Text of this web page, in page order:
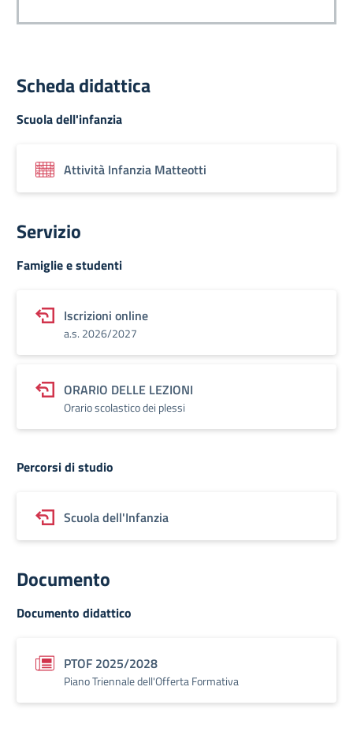
Scheda didattica
Scuola dell'infanzia
Attività Infanzia Matteotti
Servizio
Famiglie e studenti
Iscrizioni online
a.s. 2026/2027
ORARIO DELLE LEZIONI
Orario scolastico dei plessi
Percorsi di studio
Scuola dell'Infanzia
Documento
Documento didattico
PTOF 2025/2028
Piano Triennale dell'Offerta Formativa